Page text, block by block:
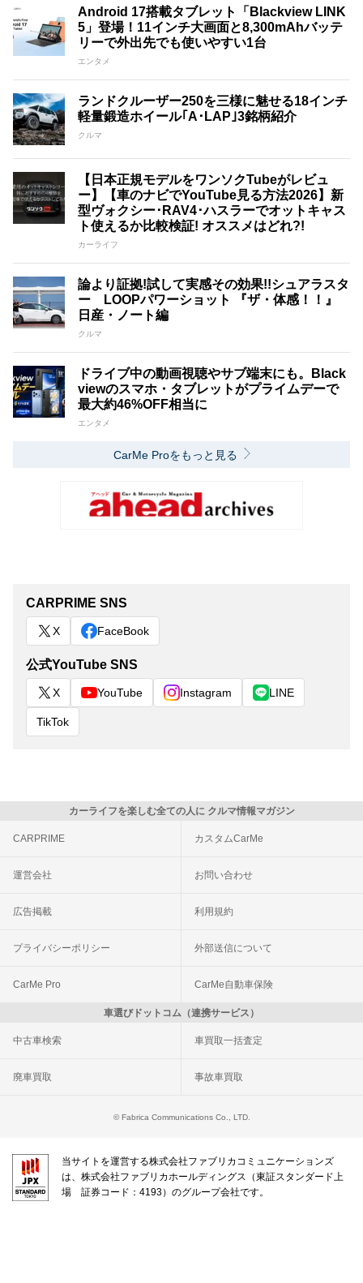
Android 17搭載タブレット「Blackview LINK
5」登場！11インチ大画面と8,300mAhバッテ
リーで外出先でも使いやすい1台
エンタメ
ランドクルーザー250を三様に魅せる18インチ
軽量鍛造ホイール｢A･LAP｣3銘柄紹介
クルマ
【日本正規モデルをワンソクTubeがレビュ
ー】【車のナビでYouTube見る方法2026】新
型ヴォクシー･RAV4･ハスラーでオットキャス
ト使えるか比較検証! オススメはどれ?!
カーライフ
論より証拠!試して実感その効果!!シュアラスタ
ー LOOPパワーショット 『ザ・体感！！』
日産・ノート編
クルマ
ドライブ中の動画視聴やサブ端末にも。Black
viewのスマホ・タブレットがプライムデーで
最大約46%OFF相当に
エンタメ
CarMe Proをもっと見る
CARPRIME SNS
X FaceBook
公式YouTube SNS
X YouTube Instagram LINE
TikTok
カーライフを楽しむ全ての人に クルマ情報マガジン
CARPRIME カスタムCarMe
運営会社 お問い合わせ
広告掲載 利用規約
プライバシーポリシー 外部送信について
CarMe Pro CarMe自動車保険
車選びドットコム（連携サービス）
中古車検索 車買取一括査定
廃車買取 事故車買取
© Fabrica Communications Co., LTD.
当サイトを運営する株式会社ファブリカコミュニケーションズ
は、株式会社ファブリカホールディングス（東証スタンダード上
場 証券コード：4193）のグループ会社です。